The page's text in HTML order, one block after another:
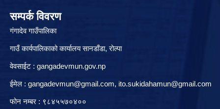
सम्पर्क विवरण
गंगादेव गाउँपालिका
गाउँ कार्यपालिकाको कार्यालय सानडाँडा, रो‍‍ल्पा
वेवसाईट : gangadevmun.gov.np
ईमेल : gangadevmun@gmail.com, ito.sukidahamun@gmail.com
फोन नम्बर : ९८४५५७०४००